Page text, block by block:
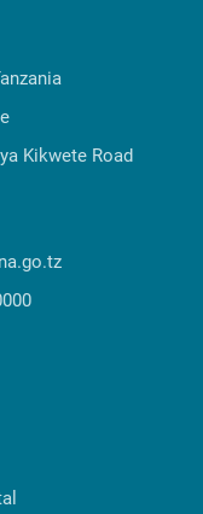
Kikwete Road